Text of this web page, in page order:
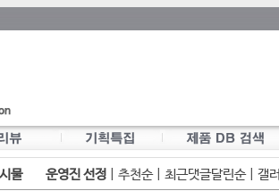
물 운영진 선정 추천순| 최근댓글달린순| 갤